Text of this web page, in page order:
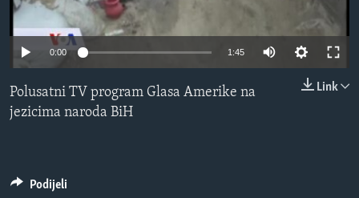
O GLASU AMERIKE
Learning English
PRATITE NAS
0:00 1:45
Link
Polusatni TV program Glasa Amerike na
jezicima naroda BiH
Podijeli